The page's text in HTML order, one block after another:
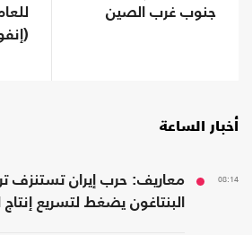
جنوب غرب الصين
أخبار الساعة
08:14
معاريف: حرب إيران تستنزف
البنتاغون يضغط لتسريع